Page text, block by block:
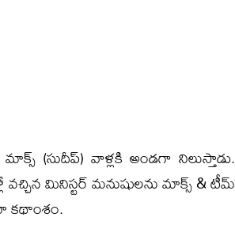
(సుదీప్) వాళ్లకి అండగా నిలుస్తాడు.
మినిస్టర్ మనుషులను మాక్స్ & టీమ్
కథాంశం.